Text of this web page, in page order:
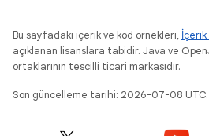
Bu sayfadaki içerik ve kod örnekleri, İçerik
açıklanan lisanslara tabidir. Java ve
ortaklarının tescilli ticari markasıdır.
Son güncelleme tarihi: 2026-07-08 UTC.